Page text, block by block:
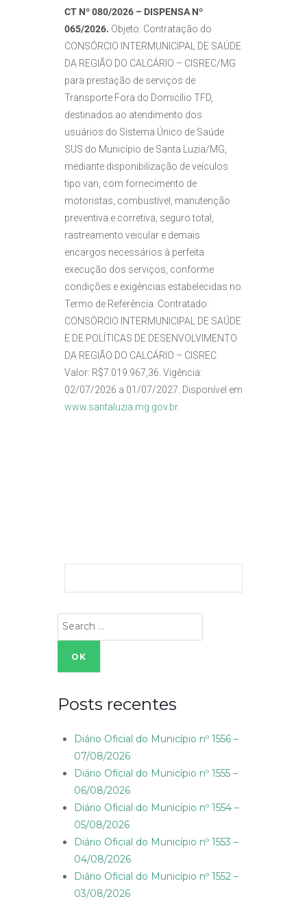
CT Nº 080/2026 – DISPENSA Nº
065/2026. Objeto: Contratação do
CONSÓRCIO INTERMUNICIPAL DE SAÚDE
DA REGIÃO DO CALCÁRIO – CISREC/MG
para prestação de serviços de
Transporte Fora do Domicílio TFD,
destinados ao atendimento dos
usuários do Sistema Único de Saúde
SUS do Município de Santa Luzia/MG,
mediante disponibilização de veículos
tipo van, com fornecimento de
motoristas, combustível, manutenção
preventiva e corretiva, seguro total,
rastreamento veicular e demais
encargos necessários à perfeita
execução dos serviços, conforme
condições e exigências estabelecidas no
Termo de Referência. Contratado:
CONSÓRCIO INTERMUNICIPAL DE SAÚDE
E DE POLÍTICAS DE DESENVOLVIMENTO
DA REGIÃO DO CALCÁRIO – CISREC.
Valor: R$7.019.967,36. Vigência:
02/07/2026 a 01/07/2027. Disponível em
www.santaluzia.mg.gov.br.
Search
for:
Posts recentes
Diário Oficial do Município nº 1556 –
07/08/2026
Diário Oficial do Município nº 1555 –
06/08/2026
Diário Oficial do Município nº 1554 –
05/08/2026
Diário Oficial do Município nº 1553 –
04/08/2026
Diário Oficial do Município nº 1552 –
03/08/2026